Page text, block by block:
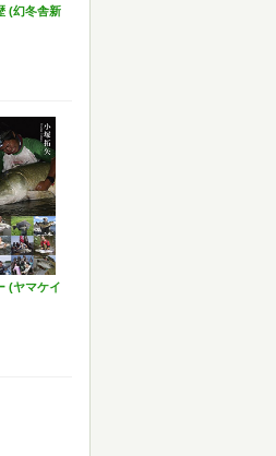
(幻冬舎新
(ヤマケイ